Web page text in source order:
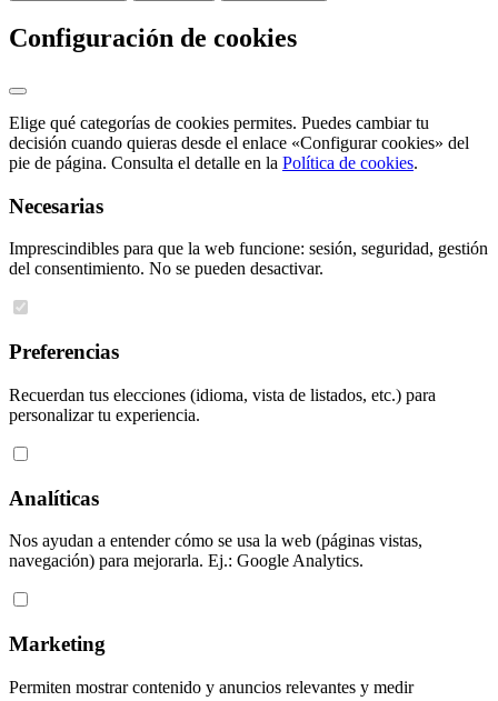
Configuración de cookies
Elige qué categorías de cookies permites. Puedes cambiar tu
decisión cuando quieras desde el enlace «Configurar cookies» del
pie de página. Consulta el detalle en la Política de cookies.
Necesarias
Imprescindibles para que la web funcione: sesión, seguridad, gestión
del consentimiento. No se pueden desactivar.
Preferencias
Recuerdan tus elecciones (idioma, vista de listados, etc.) para
personalizar tu experiencia.
Analíticas
Nos ayudan a entender cómo se usa la web (páginas vistas,
navegación) para mejorarla. Ej.: Google Analytics.
Marketing
Permiten mostrar contenido y anuncios relevantes y medir